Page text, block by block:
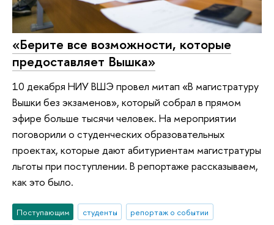
«Берите все возможности, которые
предоставляет Вышка»
10 декабря НИУ ВШЭ провел митап «В магистратуру
Вышки без экзаменов», который собрал в прямом
эфире больше тысячи человек. На мероприятии
поговорили о студенческих образовательных
проектах, которые дают абитуриентам магистратуры
льготы при поступлении. В репортаже рассказываем,
как это было.
Поступающим студенты
репортаж о событии